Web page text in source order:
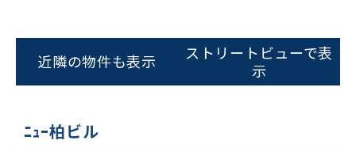
近隣の物件も表示
ストリートビューで表
示
ﾆｭｰ柏ビル